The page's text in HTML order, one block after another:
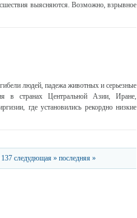
выясняются. Возможно, взрывное
людей, падежа животных и серьезные
в странах Центральной Азии, Иране,
где установились рекордно низкие
137 следудющая » последняя »